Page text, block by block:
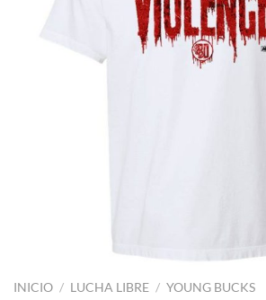
INICIO / LUCHA LIBRE / YOUNG BUCKS